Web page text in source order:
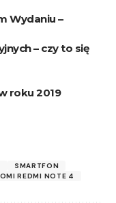
Wydaniu –
– czy to się
roku 2019
SMARTFON
REDMI NOTE 4